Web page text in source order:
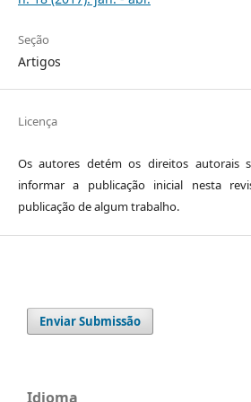
Seção
Artigos
Licença
Os autores detém os direitos autorais
informar a publicação inicial nesta
publicação de algum trabalho.
Enviar Submissão
Idioma